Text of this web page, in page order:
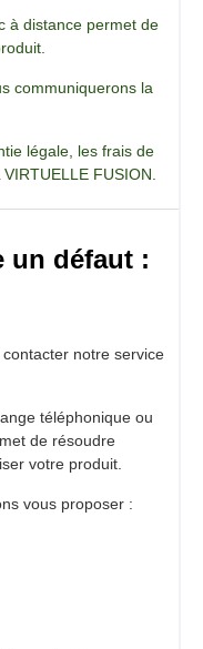
à distance permet de
communiquerons la
légale, les frais de
FUSION.
un défaut :
notre service
téléphonique ou
de résoudre
votre produit.
vous proposer :